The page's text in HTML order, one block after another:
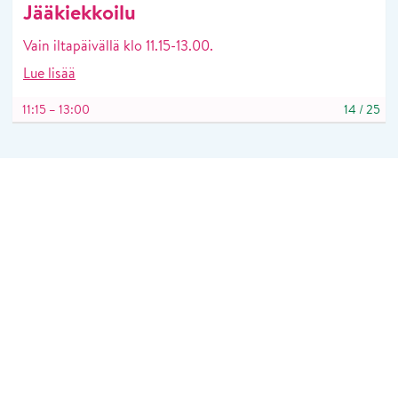
Jääkiekkoilu
Vain iltapäivällä klo 11.15-13.00.
Lue lisää
11:15 – 13:00 14 /25